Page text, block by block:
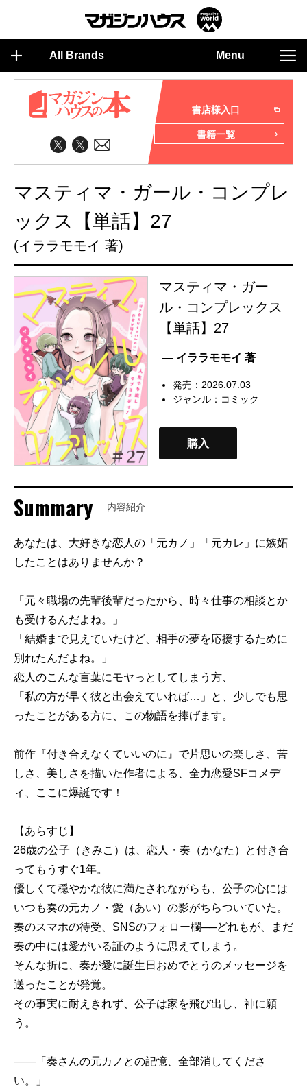
All Brands Menu
書店様入口
書籍一覧
マスティマ・ガール・コンプレ
ックス【単話】27
(イララモモイ 著)
マスティマ・ガー
ル・コンプレックス
【単話】27
— イララモモイ 著
発売：2026.07.03
ジャンル： コミック
購入
Summary 内容紹介
あなたは、大好きな恋人の「元カノ」「元カレ」に嫉妬
したことはありませんか？
「元々職場の先輩後輩だったから、時々仕事の相談とか
も受けるんだよね。」
「結婚まで見えていたけど、相手の夢を応援するために
別れたんだよね。」
恋人のこんな言葉にモヤっとしてしまう方、
「私の方が早く彼と出会えていれば…」と、少しでも思
ったことがある方に、この物語を捧げます。
前作『付き合えなくていいのに』で片思いの楽しさ、苦
しさ、美しさを描いた作者による、全力恋愛SFコメデ
ィ、ここに爆誕です！
【あらすじ】
26歳の公子（きみこ）は、恋人・奏（かなた）と付き合
ってもうすぐ1年。
優しくて穏やかな彼に満たされながらも、公子の心には
いつも奏の元カノ・愛（あい）の影がちらついていた。
奏のスマホの待受、SNSのフォロー欄──どれもが、まだ
奏の中には愛がいる証のように思えてしまう。
そんな折に、奏が愛に誕生日おめでとうのメッセージを
送ったことが発覚。
その事実に耐えきれず、公子は家を飛び出し、神に願
う。
――「奏さんの元カノとの記憶、全部消してくださ
い。」